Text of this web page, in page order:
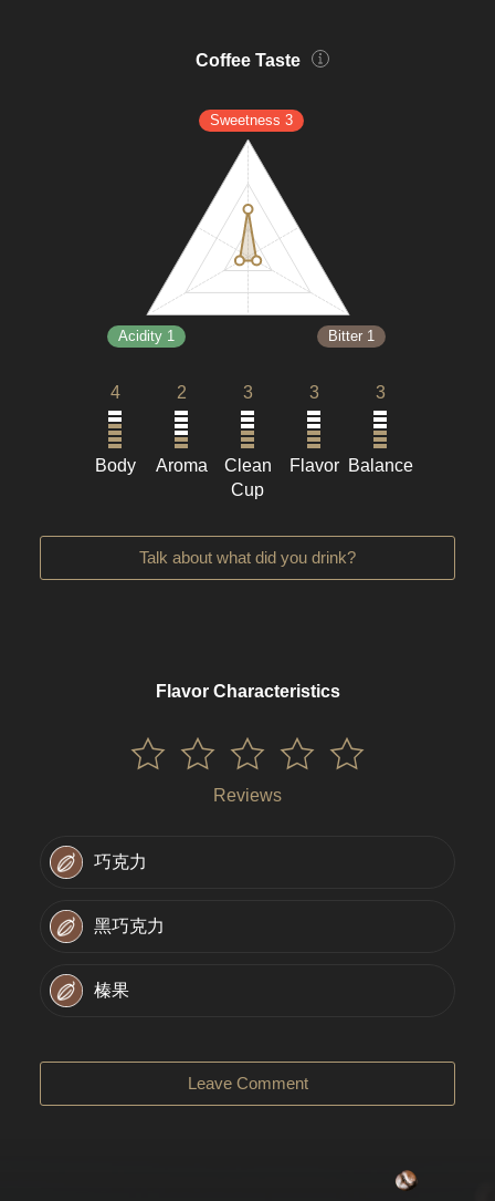
Coffee Taste
Sweetness 3
Bitter 1
Acidity 1
4
Body
2
Aroma
3
Clean
Cup
3
Flavor
3
Balance
Talk about what did you drink?
Flavor Characteristics
Reviews
巧克力
黑巧克力
榛果
Leave Comment